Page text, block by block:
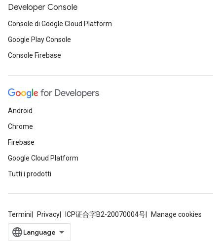
Developer Console
Console di Google Cloud Platform
Google Play Console
Console Firebase
Android
Chrome
Firebase
Google Cloud Platform
Tutti i prodotti
Termini Privacy ICP证合字B2-20070004号 Manage cookies